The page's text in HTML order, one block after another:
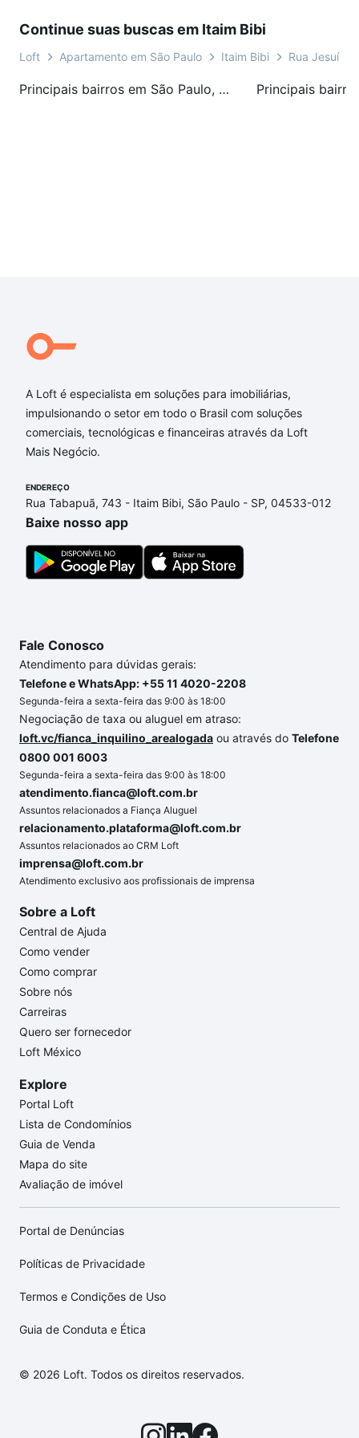
Resumo comercial
hospitais, serviços, restaurantes e opções de lazer a pé,
ideal para quem busca praticidade e proximidade ao polo
Continue suas buscas em Itaim Bibi
Loft Apartamento em São Paulo Itaim Bibi Rua Jesuíno
Principais bairros em São Paulo, SP
A Loft é especialista em soluções para imobiliárias,
impulsionando o setor em todo o Brasil com soluções
comerciais, tecnológicas e financeiras através da Loft
Mais Negócio.
ENDEREÇO
Rua Tabapuã, 743 - Itaim Bibi, São Paulo - SP, 04533-012
Baixe nosso app
Fale Conosco
Atendimento para dúvidas gerais:
Telefone e WhatsApp: +55 11 4020-2208
Segunda-feira a sexta-feira das 9:00 às 18:00
Negociação de taxa ou aluguel em atraso:
loft.vc/fianca_inquilino_arealogada ou através do Telefone
0800 001 6003
Segunda-feira a sexta-feira das 9:00 às 18:00
atendimento.fianca@loft.com.br
Assuntos relacionados a Fiança Aluguel
relacionamento.plataforma@loft.com.br
Assuntos relacionados ao CRM Loft
imprensa@loft.com.br
Atendimento exclusivo aos profissionais de imprensa
Sobre a Loft
Central de Ajuda
Como vender
Como comprar
Sobre nós
Carreiras
Quero ser fornecedor
Loft México
Explore
Portal Loft
Lista de Condomínios
Guia de Venda
Mapa do site
Avaliação de imóvel
Portal de Denúncias
Políticas de Privacidade
Termos e Condições de Uso
Guia de Conduta e Ética
© 2026 Loft. Todos os direitos reservados.